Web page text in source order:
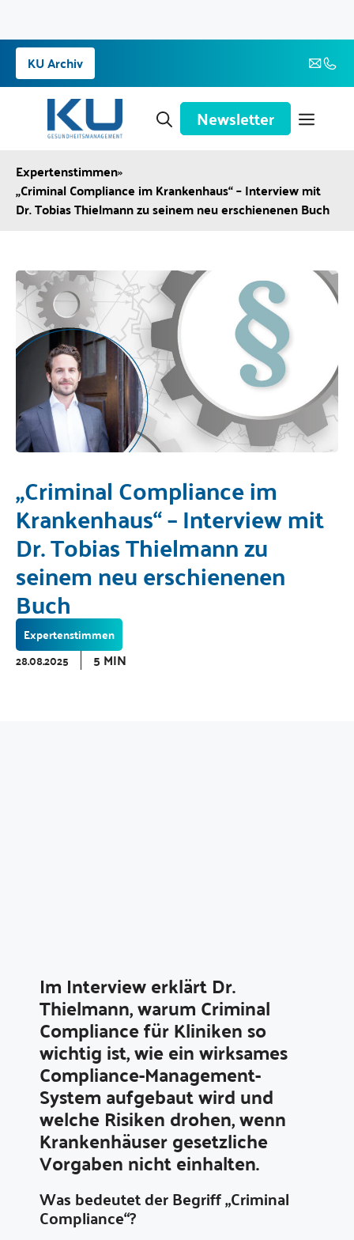
Zum
Inhalt
springen
KU Archiv
Newsletter
Expertenstimmen»
„Criminal Compliance im Krankenhaus“ – Interview mit
Dr. Tobias Thielmann zu seinem neu erschienenen Buch
„Criminal Compliance im
Krankenhaus“ – Interview mit
Dr. Tobias Thielmann zu
seinem neu erschienenen
Buch
Expertenstimmen
28.08.2025
5 MIN
Im Interview erklärt Dr.
Thielmann, warum Criminal
Compliance für Kliniken so
wichtig ist, wie ein wirksames
Compliance-Management-
System aufgebaut wird und
welche Risiken drohen, wenn
Krankenhäuser gesetzliche
Vorgaben nicht einhalten.
Was bedeutet der Begriff „Criminal
Compliance“?